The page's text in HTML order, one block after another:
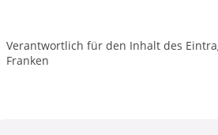
Verantwortlich für den Inhalt des
Franken